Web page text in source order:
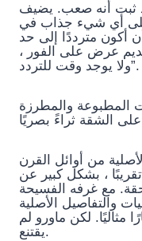
ثبت أنه صعب. يضيف
على أي شيء جذاب في
أكون مترددًا إلى حد
عرض على الفور ،
ولا يوجد وقت للتردد”.
المطبوعة والمطرزة
من أوائل القرن
، بشكل كبير عن
مع غرفه الفسيحة
والتفاصيل الأصلية
مثاليًا. لكن ماورو لم
يقتنع.